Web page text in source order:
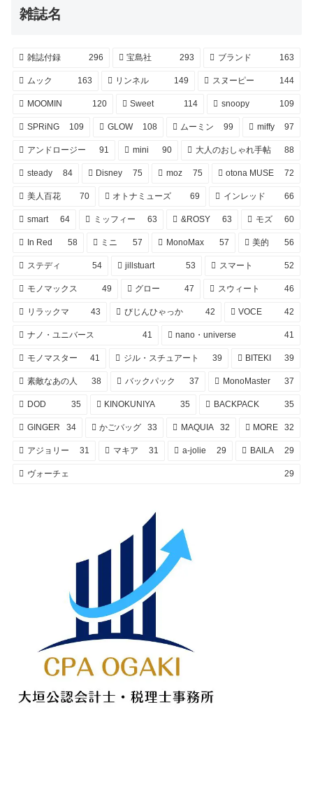
雑誌名
雑誌付録 296 宝島社 293 ブランド 163
ムック 163 リンネル 149 スヌーピー 144
MOOMIN 120 Sweet 114 snoopy 109
SPRiNG 109 GLOW 108 ムーミン 99 miffy 97
アンドロージー 91 mini 90 大人のおしゃれ手帖 88
steady 84 Disney 75 moz 75 otona MUSE 72
美人百花 70 オトナミューズ 69 インレッド 66
smart 64 ミッフィー 63 &ROSY 63 モズ 60
In Red 58 ミニ 57 MonoMax 57 美的 56
ステディ 54 jillstuart 53 スマート 52
モノマックス 49 グロー 47 スウィート 46
リラックマ 43 びじんひゃっか 42 VOCE 42
ナノ・ユニバース 41 nano・universe 41
モノマスター 41 ジル・スチュアート 39 BITEKI 39
素敵なあの人 38 バックパック 37 MonoMaster 37
DOD 35 KINOKUNIYA 35 BACKPACK 35
GINGER 34 かごバッグ 33 MAQUIA 32 MORE 32
アジョリー 31 マキア 31 a-jolie 29 BAILA 29
ヴォーチェ 29